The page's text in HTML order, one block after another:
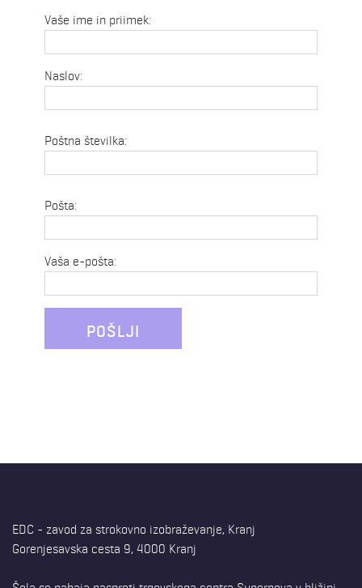
Vaše ime in priimek:
Naslov:
Poštna številka:
Pošta:
Vaša e-pošta:
EDC - zavod za strokovno izobraževanje, Kranj
Gorenjesavska cesta 9, 4000 Kranj